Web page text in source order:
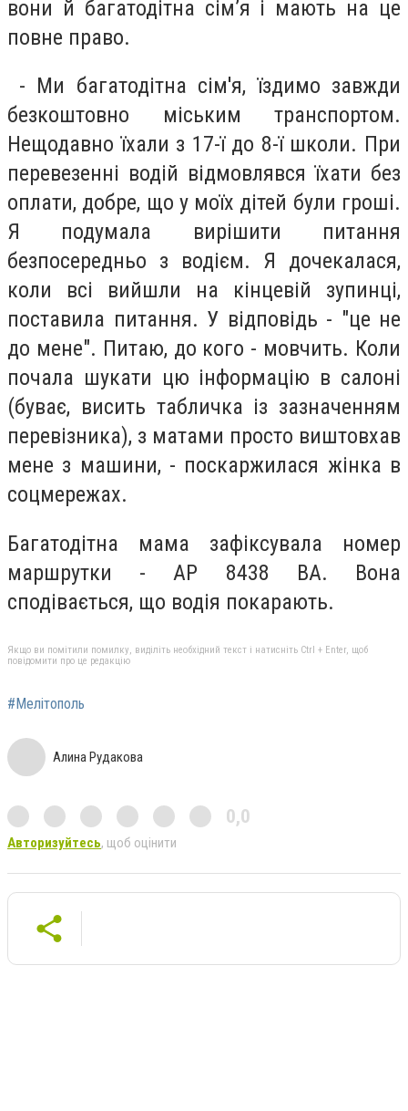
вони й багатодітна сім’я і мають на це
повне право.
- Ми багатодітна сім'я, їздимо завжди
безкоштовно міським транспортом.
Нещодавно їхали з 17-ї до 8-ї школи. При
перевезенні водій відмовлявся їхати без
оплати, добре, що у моїх дітей були гроші.
Я подумала вирішити питання
безпосередньо з водієм. Я дочекалася,
коли всі вийшли на кінцевій зупинці,
поставила питання. У відповідь - "це не
до мене". Питаю, до кого - мовчить. Коли
почала шукати цю інформацію в салоні
(буває, висить табличка із зазначенням
перевізника), з матами просто виштовхав
мене з машини, - поскаржилася жінка в
соцмережах.
Багатодітна мама зафіксувала номер
маршрутки - АР 8438 ВА. Вона
сподівається, що водія покарають.
Якщо ви помітили помилку, виділіть необхідний текст і натисніть Ctrl + Enter, щоб
повідомити про це редакцію
#Мелітополь
Алина Рудакова
0,0
Авторизуйтесь, щоб оцінити